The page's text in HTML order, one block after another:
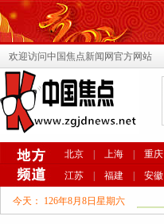
欢迎访问中国焦点新闻网官方网站
北京 上海 重庆
江苏
福建 安徽
今天： 126年8月8日星期六